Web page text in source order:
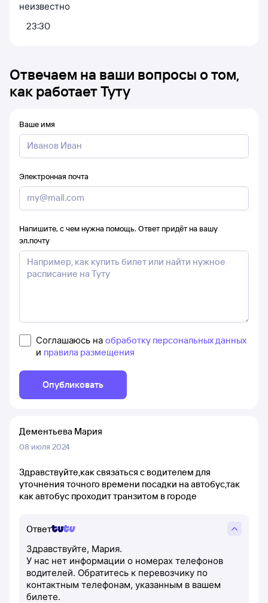
неизвестно
23:30
Отвечаем на ваши вопросы о том,
как работает Туту
Ваше имя
Электронная почта
Напишите, с чем нужна помощь. Ответ придёт на вашу
эл.почту
Соглашаюсь на обработку персональных данных
и правила размещения
Опубликовать
Дементьева Мария
08 июля 2024
Здравствуйте,как связаться с водителем для
уточнения точного времени посадки на автобус,так
как автобус проходит транзитом в городе
Ответ
Здравствуйте, Мария.
У нас нет информации о номерах телефонов
водителей. Обратитесь к перевозчику по
контактным телефонам, указанным в вашем
билете.